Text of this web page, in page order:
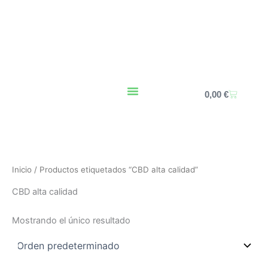
0,00€Carrito
Inicio / Productos etiquetados “CBD alta calidad”
CBD alta calidad
Mostrando el único resultado